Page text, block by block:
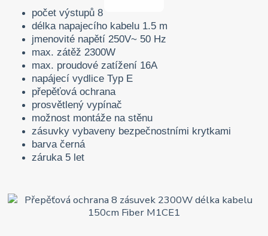
počet výstupů 8
délka napajecího kabelu 1.5 m
jmenovité napětí 250V~ 50 Hz
max. zátěž 2300W
max. proudové zatížení 16A
napájecí vydlice Typ E
přepěťová ochrana
prosvětlený vypínač
možnost montáže na stěnu
zásuvky vybaveny bezpečnostními krytkami
barva černá
záruka 5 let